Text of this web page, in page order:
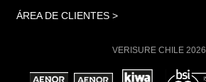
ÁREA DE CLIENTES >
VERISURE CHILE 2026